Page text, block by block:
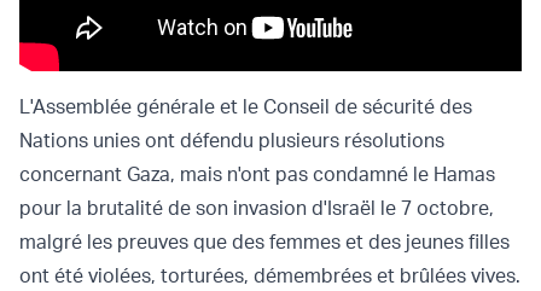
L'Assemblée générale et le Conseil de sécurité des
Nations unies ont défendu plusieurs résolutions
concernant Gaza, mais n'ont pas condamné le Hamas
pour la brutalité de son invasion d'Israël le 7 octobre,
malgré les preuves que des femmes et des jeunes filles
ont été violées, torturées, démembrées et brûlées vives.